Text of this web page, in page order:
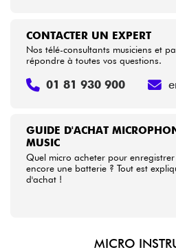
GUIDE D'ACHAT
MUSIC
Quel micro acheter pour
encore une batterie ? Tout est
d'achat !
CONTACTER UN EXPERT
Nos télé-consultants musiciens et
répondre à toutes vos questions.
01 81 930 900
MICRO